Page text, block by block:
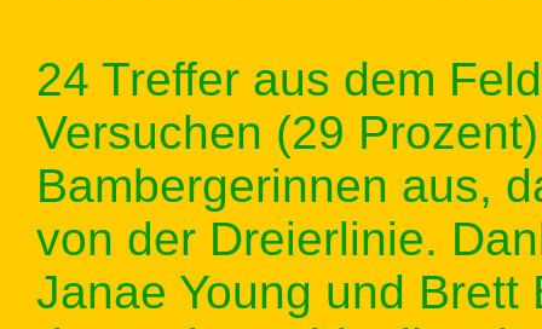
24 Treffer aus dem
Versuchen (29
Bambergerinnen aus,
von der Dreierlinie.
Janae Young und